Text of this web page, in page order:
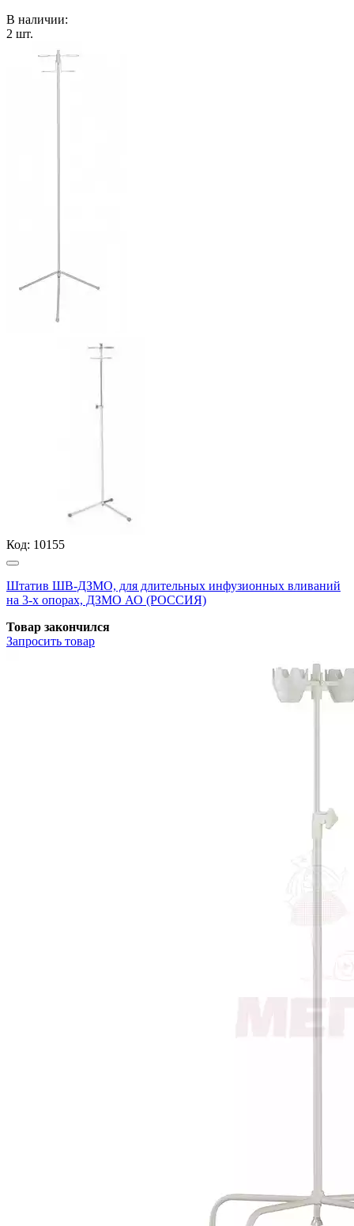
В наличии:
2 шт.
Код: 10155
Штатив ШВ-ДЗМО, для длительных инфузионных вливаний
на 3-х опорах, ДЗМО АО (РОССИЯ)
Товар закончился
Запросить товар